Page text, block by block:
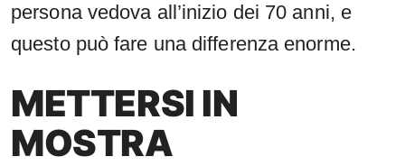
persona vedova all’inizio dei 70 anni, e
questo può fare una differenza enorme.
METTERSI IN
MOSTRA